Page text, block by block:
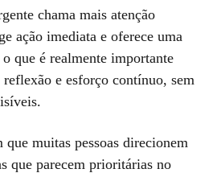
chama mais atenção
ação imediata e oferece uma
que é realmente importante
e esforço contínuo, sem
que muitas pessoas direcionem
que parecem prioritárias no